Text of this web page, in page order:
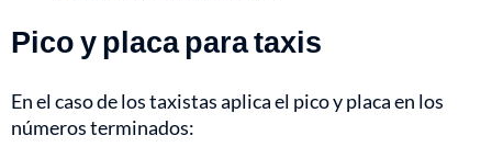
Pico y placa para taxis
En el caso de los taxistas aplica el pico y placa en los
números terminados: